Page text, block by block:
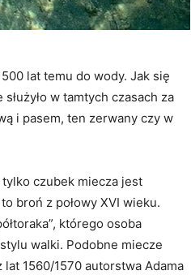
lat temu do wody. Jak się
w tamtych czasach za
i pasem, ten zerwany czy w
tylko czubek miecza jest
broń z połowy XVI wieku.
którego osoba
walki. Podobne miecze
1560/1570 autorstwa Adama